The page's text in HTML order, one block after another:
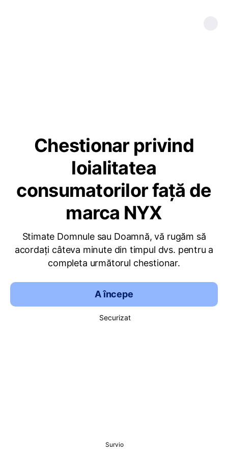
Chestionar privind
loialitatea
consumatorilor față de
marca NYX
Stimate Domnule sau Doamnă, vă rugăm să
acordați câteva minute din timpul dvs. pentru a
completa următorul chestionar.
A începe
Securizat
Survio